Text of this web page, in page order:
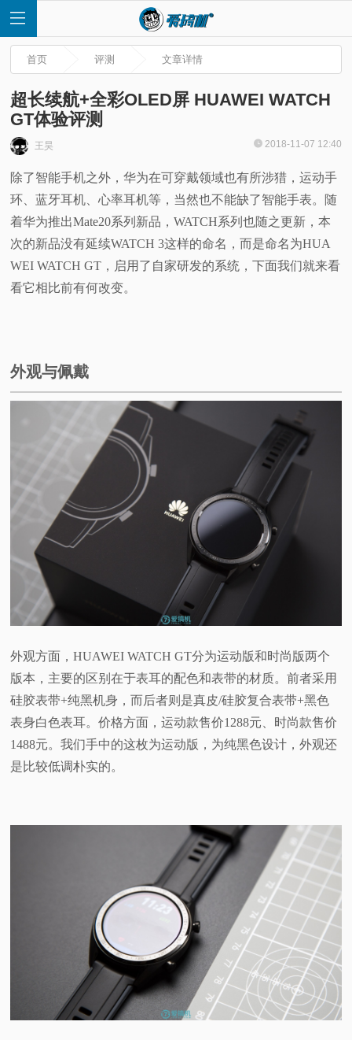
首
页
快
讯
视
普
专
题
首页 评测 文章详情
超长续航+全彩OLED屏 HUAWEI WATCH
GT体验评测
王昊 2018-11-07 12:40
除了智能手机之外，华为在可穿戴领域也有所涉猎，运动手
环、蓝牙耳机、心率耳机等，当然也不能缺了智能手表。随
着华为推出Mate20系列新品，WATCH系列也随之更新，本
次的新品没有延续WATCH 3这样的命名，而是命名为HUA
WEI WATCH GT，启用了自家研发的系统，下面我们就来看
看它相比前有何改变。
外观与佩戴
外观方面，HUAWEI WATCH GT分为运动版和时尚版两个
版本，主要的区别在于表耳的配色和表带的材质。前者采用
硅胶表带+纯黑机身，而后者则是真皮/硅胶复合表带+黑色
表身白色表耳。价格方面，运动款售价1288元、时尚款售价
1488元。我们手中的这枚为运动版，为纯黑色设计，外观还
是比较低调朴实的。